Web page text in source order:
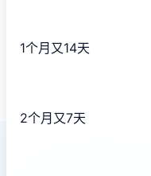
1个月又14天
2个月又7天